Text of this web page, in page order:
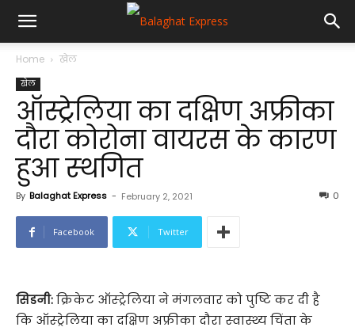
Home खेल
खेल
ऑस्‍ट्रेलिया का दक्षिण अफ्रीका
दौरा कोरोना वायरस के कारण
हुआ स्‍थगित
By Balaghat Express - February 2, 2021 0
Facebook Twitter
सिडनी:क्रिकेट ऑस्‍ट्रेलिया ने मंगलवार को पुष्टि कर दी है
कि ऑस्‍ट्रेलिया का दक्षिण अफ्रीका दौरा स्‍वास्‍थ्‍य चिंता के